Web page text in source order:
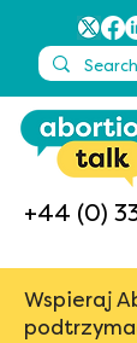
+44 (0)
Wspieraj